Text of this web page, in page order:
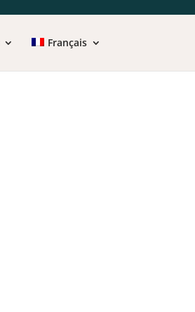
Français